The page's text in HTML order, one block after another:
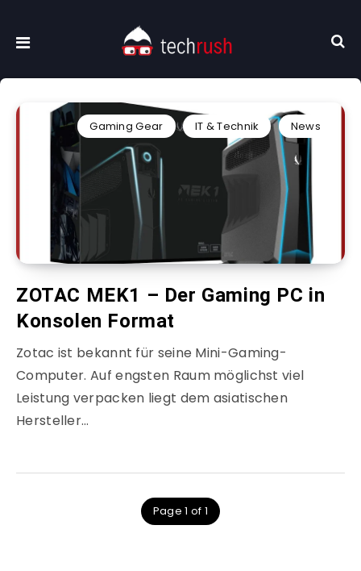
Gaming Gear IT & Technik News
ZOTAC MEK1 – Der Gaming PC in
Konsolen Format
Zotac ist bekannt für seine Mini-Gaming-
Computer. Auf engsten Raum möglichst viel
Leistung verpacken liegt dem asiatischen
Hersteller…
Page 1 of 1